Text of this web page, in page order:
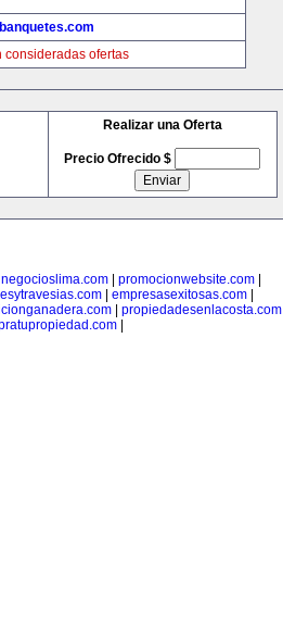
consideradas ofertas
Realizar una Oferta
Precio Ofrecido $
negocioslima.com| promocionwebsite.com|
| empresasexitosas.com|
| propiedadesenlacosta.com|
|